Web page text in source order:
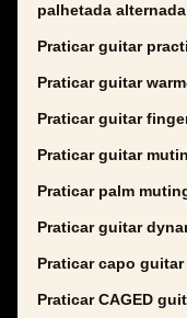
palhetada
Praticar guitar
Praticar guitar
Praticar guitar
Praticar guitar
Praticar palm
Praticar guitar
Praticar capo
Praticar CAGED